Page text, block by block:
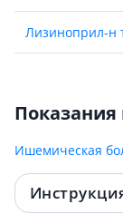
Лизиноприл-н
Лизиноприл-
№60
Ишемическая